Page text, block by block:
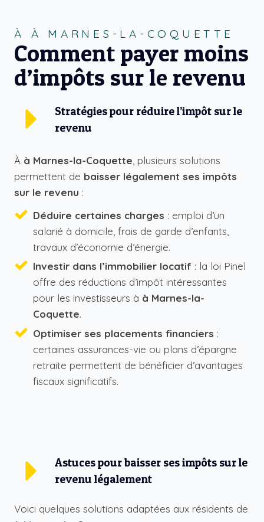
À À MARNES-LA-COQUETTE
Comment payer moins
d’impôts sur le revenu
Stratégies pour réduire l’impôt sur le
revenu
À à Marnes-la-Coquette, plusieurs solutions
permettent de baisser légalement ses impôts
sur le revenu :
Déduire certaines charges : emploi d’un
salarié à domicile, frais de garde d’enfants,
travaux d’économie d’énergie.
Investir dans l’immobilier locatif : la loi Pinel
offre des réductions d’impôt intéressantes
pour les investisseurs à à Marnes-la-
Coquette.
Optimiser ses placements financiers :
certaines assurances-vie ou plans d’épargne
retraite permettent de bénéficier d’avantages
fiscaux significatifs.
Astuces pour baisser ses impôts sur le
revenu légalement
Voici quelques solutions adaptées aux résidents de